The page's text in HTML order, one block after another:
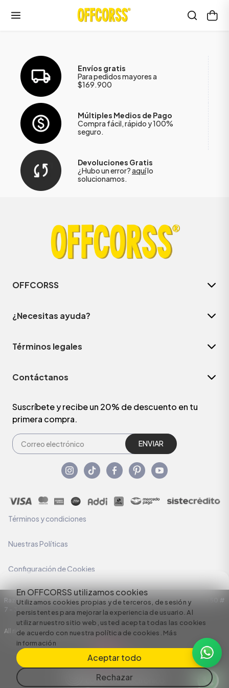
En OFFCORSS utilizamos cookies
Utilizamos cookies propias y de terceros, de sesión y
persistentes para mejorar la experiencia de usuario. Al
utilizar nuestro sitio web, usted acepta todas las cookies
de acuerdo con nuestra política de cookies. Más
información
Aceptar todo
Rechazar
Envíos gratis
Para pedidos mayores a
$169.900
Múltiples Medios de Pago
Compra fácil, rápido y 100%
seguro.
Devoluciones Gratis
¿Hubo un error?aquílo
solucionamos.
OFFCORSS
¿Necesitas ayuda?
Términos legales
Contáctanos
Suscríbete y recibe un 20% de descuento en tu
primera compra.
ENVIAR
Términos y condiciones
Nuestras Políticas
Configuración de Cookies
Razón Social: C.I HERMECO S.A. NIT: 890924167-6 Dirección: Carrera 50 #
7 – 35
All rights reserved empowered by